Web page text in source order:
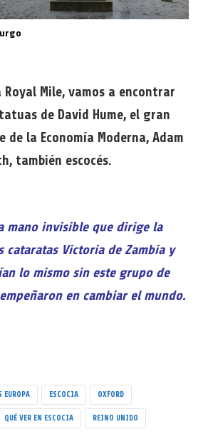
Royal Mile, vamos a encontrar
de David Hume, el gran
de la Economía Moderna, Adam
también escocés.
mano invisible que dirige la
cataratas Victoria de Zambia y
lo mismo sin este grupo de
en cambiar el mundo.
EUROPA ESCOCIA OXFORD
QUÉ VER EN ESCOCIA REINO UNIDO